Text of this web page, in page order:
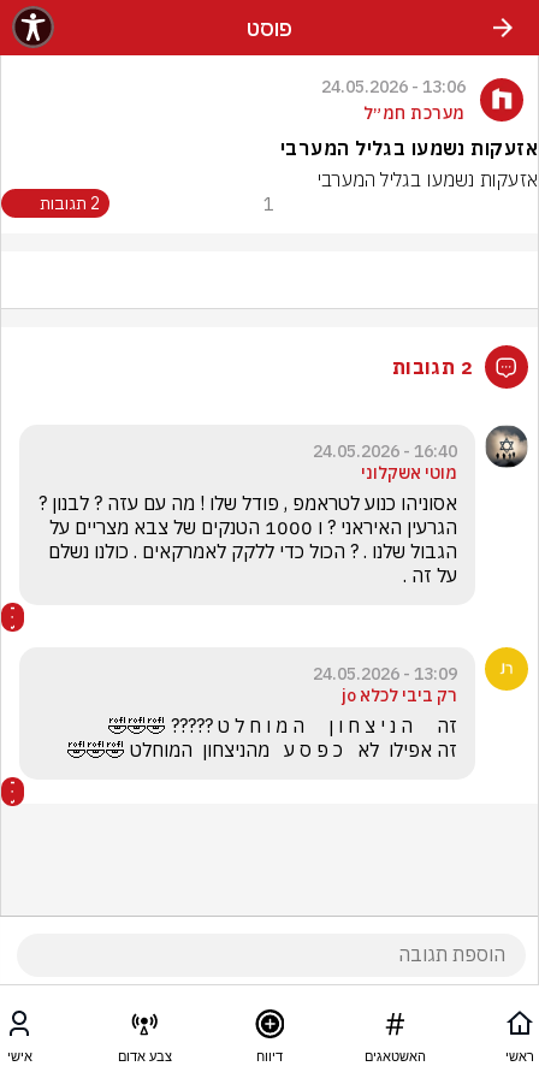
פוסט
13:06 - 24.05.2026
מערכת חמ״ל
אזעקות נשמעו בגליל המערבי
אזעקות נשמעו בגליל המערבי
1 2 תגובות
2 תגובות
16:40 - 24.05.2026
מוטי אשקלוני
על זה .
13:09 - 24.05.2026
רק ביבי לכלא jo
זה אפילו  לא   כ פ ס ע   מהניצחון  המוחלט 🤣🤣🤣
ראשי האשטאגים דיווח צבע אדום אישי